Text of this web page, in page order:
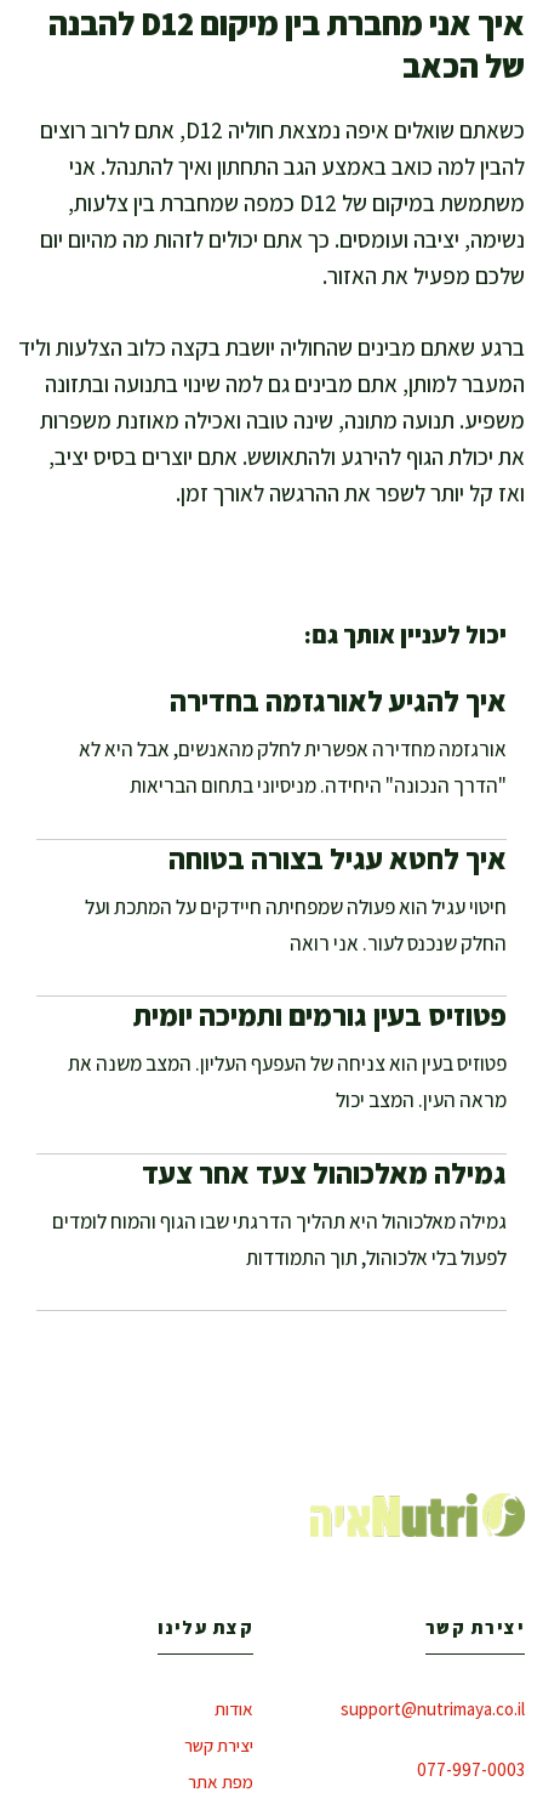
איך אני מחברת בין מיקום D12 להבנה
של הכאב
כשאתם שואלים איפה נמצאת חוליה D12, אתם לרוב רוצים
להבין למה כואב באמצע הגב התחתון ואיך להתנהל. אני
משתמשת במיקום של D12 כמפה שמחברת בין צלעות,
נשימה, יציבה ועומסים. כך אתם יכולים לזהות מה מהיום יום
שלכם מפעיל את האזור.
ברגע שאתם מבינים שהחוליה יושבת בקצה כלוב הצלעות וליד
המעבר למותן, אתם מבינים גם למה שינוי בתנועה ובתזונה
משפיע. תנועה מתונה, שינה טובה ואכילה מאוזנת משפרות
את יכולת הגוף להירגע ולהתאושש. אתם יוצרים בסיס יציב,
ואז קל יותר לשפר את ההרגשה לאורך זמן.
יכול לעניין אותך גם:
איך להגיע לאורגזמה בחדירה
אורגזמה מחדירה אפשרית לחלק מהאנשים, אבל היא לא
"הדרך הנכונה" היחידה. מניסיוני בתחום הבריאות
איך לחטא עגיל בצורה בטוחה
חיטוי עגיל הוא פעולה שמפחיתה חיידקים על המתכת ועל
החלק שנכנס לעור. אני רואה
פטוזיס בעין גורמים ותמיכה יומית
פטוזיס בעין הוא צניחה של העפעף העליון. המצב משנה את
מראה העין. המצב יכול
גמילה מאלכוהול צעד אחר צעד
גמילה מאלכוהול היא תהליך הדרגתי שבו הגוף והמוח לומדים
לפעול בלי אלכוהול, תוך התמודדות
יצירת קשר
support@nutrimaya.co.il
077-997-0003
קצת עלינו
אודות
יצירת קשר
מפת אתר